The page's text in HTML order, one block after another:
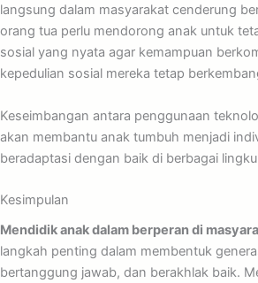
langsung dalam masyarakat cenderung
orang tua perlu mendorong anak untuk
sosial yang nyata agar kemampuan
kepedulian sosial mereka tetap
Keseimbangan antara penggunaan
akan membantu anak tumbuh menjadi
beradaptasi dengan baik di berbagai
Kesimpulan
Mendidik anak dalam berperan di
langkah penting dalam membentuk
bertanggung jawab, dan berakhlak baik.